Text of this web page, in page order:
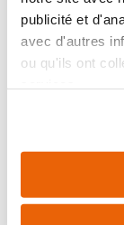
publicité et
avec d'autres
ou qu'ils ont
Soins
risque de
pour